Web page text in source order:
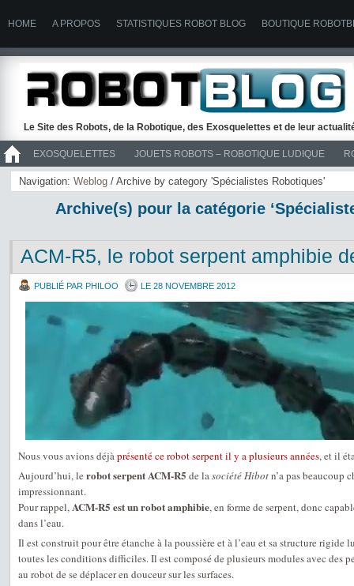
HOME A PROPOS STATISTIQUES ROBOT BLOG BOUTIQUE
Le Site des Robots, de la Robotique, des Exosquelettes et de leur
EXOSQUELETTES JOUETS ROBOTS – ROBOTIQUE LUDIQUE
>> ROBOTS
Navigation: Weblog / Archive by category 'Spécialistes Robotiques'
Archive(s) pour la catégorie
ACM-R5, le robot serpent amphibie
PUBLIÉ PAR PHILOO LE 28 NOVEMBRE 2012
Nous vous avions déjàprésenté ce robot serpent il y a plusieurs années, et il
Aujourd’hui, le robot serpent ACM-R5 de lasociété Hibotn’a pas beaucoup
impressionnant.
Pour rappel,ACM-R5 est un robot amphibie, en forme de serpent, donc
dans l’eau.
Il est construit pour être étanche à la poussière et à l’eau et sa structure rigide
toutes les conditions difficiles. Il est composé de plusieurs modules avec des
au robot de se déplacer en douceur sur les surfaces.